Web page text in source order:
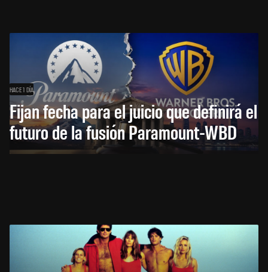
HACE 1 DÍA
Fijan fecha para el juicio que definirá el
futuro de la fusión Paramount-WBD